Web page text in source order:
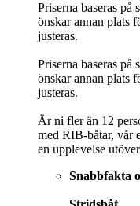
Priserna baseras
önskar annan plats
justeras.
Priserna baseras
önskar annan plats
justeras.
Är ni fler än 12
med RIB-båtar, vår
en upplevelse
Snabbfakta